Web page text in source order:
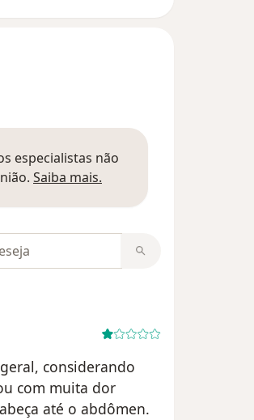
especialistas não
Saiba mais.
considerando
com muita dor
até o abdômen.